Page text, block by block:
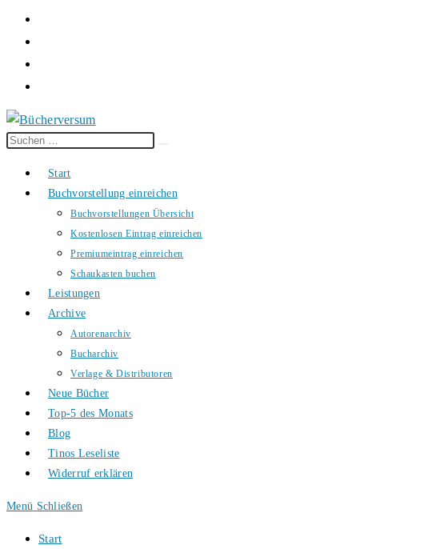
Diese
durchsuchen
Start
Buchvorstellung einreichen
Buchvorstellungen Übersicht
Kostenlosen Eintrag einreichen
Premiumeintrag einreichen
Schaukasten buchen
Leistungen
Archive
Autorenarchiv
Bucharchiv
Verlage & Distributoren
Neue Bücher
Top-5 des Monats
Blog
Tinos Leseliste
Widerruf erklären
Menü Schließen
Start